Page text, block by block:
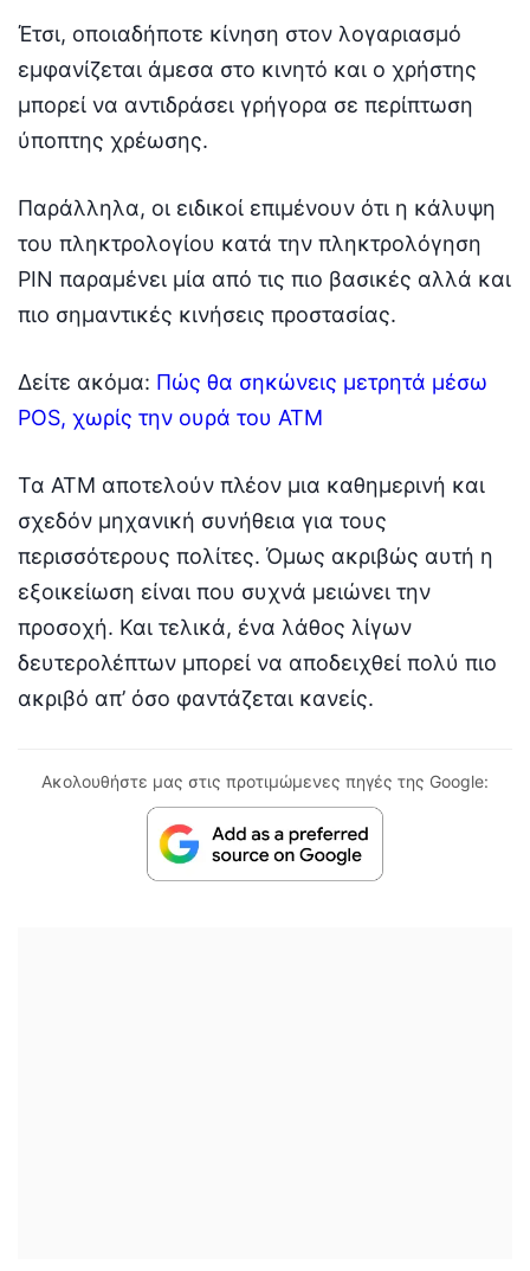
Έτσι, οποιαδήποτε κίνηση στον λογαριασμό
εμφανίζεται άμεσα στο κινητό και ο χρήστης
μπορεί να αντιδράσει γρήγορα σε περίπτωση
ύποπτης χρέωσης.
Παράλληλα, οι ειδικοί επιμένουν ότι η κάλυψη
του πληκτρολογίου κατά την πληκτρολόγηση
PIN παραμένει μία από τις πιο βασικές αλλά και
πιο σημαντικές κινήσεις προστασίας.
Δείτε ακόμα: Πώς θα σηκώνεις μετρητά μέσω
POS, χωρίς την ουρά του ATM
Τα ATM αποτελούν πλέον μια καθημερινή και
σχεδόν μηχανική συνήθεια για τους
περισσότερους πολίτες. Όμως ακριβώς αυτή η
εξοικείωση είναι που συχνά μειώνει την
προσοχή. Και τελικά, ένα λάθος λίγων
δευτερολέπτων μπορεί να αποδειχθεί πολύ πιο
ακριβό απ’ όσο φαντάζεται κανείς.
Ακολουθήστε μας στις προτιμώμενες πηγές της Google: